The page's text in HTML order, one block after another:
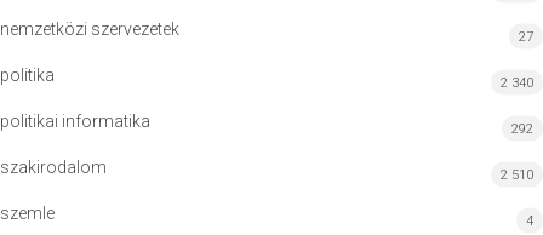
nemzetközi szervezetek 27
politika 2 340
politikai informatika 292
szakirodalom 2 510
szemle 4